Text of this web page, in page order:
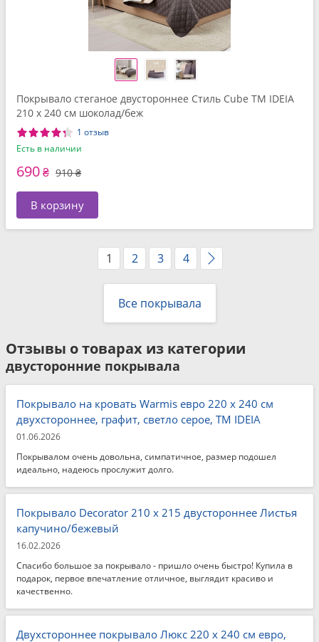
Покрывало стеганое двустороннее Стиль Cube TM IDEIA
210 x 240 см шоколад/беж
1 отзыв
Есть в наличии
690₴ 910 ₴
В корзину
1 2 3 4
Все покрывала
Отзывы о товарах из категории
двусторонние покрывала
Покрывало на кровать Warmis евро 220 x 240 см
двухстороннее, графит, светло серое, ТМ IDEIA
01.06.2026
Покрывалом очень довольна, симпатичное, размер подошел
идеально, надеюсь прослужит долго.
Покрывало Decorator 210 x 215 двустороннее Листья
капучино/бежевый
16.02.2026
Спасибо большое за покрывало - пришло очень быстро! Купила в
подарок, первое впечатление отличное, выглядит красиво и
качественно.
Двухстороннее покрывало Люкс 220 x 240 см евро,